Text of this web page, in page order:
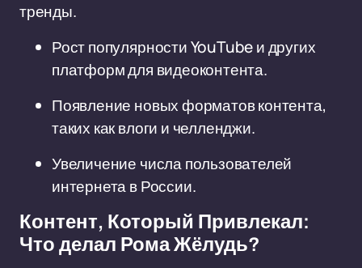
тренды.
Рост популярности YouTube и других
платформ для видеоконтента.
Появление новых форматов контента,
таких как влоги и челленджи.
Увеличение числа пользователей
интернета в России.
Контент, Который Привлекал:
Что делал Рома Жёлудь?